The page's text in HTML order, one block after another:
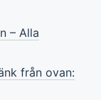
– Alla
från ovan: